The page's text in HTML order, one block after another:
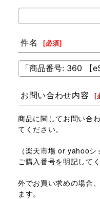
件名 [必須]
お問い合わせ内容 [
商品に関してお問い合
てください。
ご購入後
（楽天市場 or yahooシ
ご購入番号を明記してく
※
外でお買い求めの場合
ます。